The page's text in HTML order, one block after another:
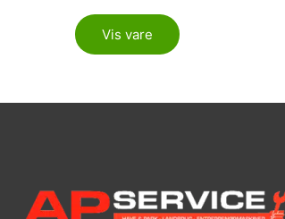
Vis vare